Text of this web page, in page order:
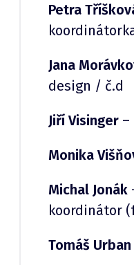
Petra
Jana
design / č.d
Jiří Visinger –
Monika
Michal Jonák
koordinátor
Tomáš Urban